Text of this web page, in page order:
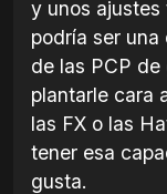
y unos
podría ser
de las PCP
plantarle cara
las FX o las
tener esa
gusta.